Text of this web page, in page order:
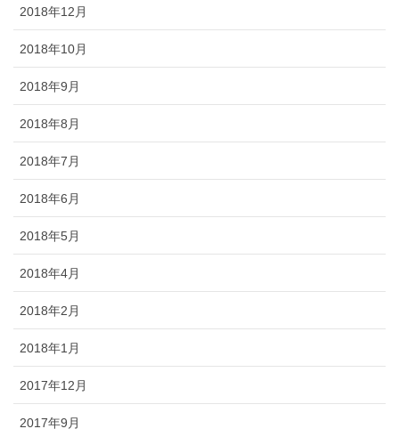
2018年12月
2018年10月
2018年9月
2018年8月
2018年7月
2018年6月
2018年5月
2018年4月
2018年2月
2018年1月
2017年12月
2017年9月